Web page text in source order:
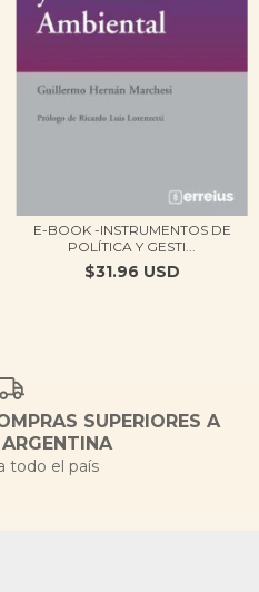
E-BOOK -INSTRUMENTOS DE
POLÍTICA Y GESTI...
$31.96 USD
SUPERIORES A
todo el país